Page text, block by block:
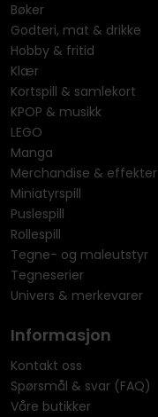
Bøker
Godteri, mat & drikke
Hobby & fritid
Klær
Kortspill & samlekort
KPOP & musikk
LEGO
Manga
Merchandise & effekter
Miniatyrspill
Puslespill
Rollespill
Tegne- og maleutstyr
Tegneserier
Univers & merkevarer
Informasjon
Kontakt oss
Spørsmål & svar (FAQ)
Våre butikker